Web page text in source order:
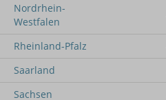
Nordrhein-
Westfalen
Rheinland-Pfalz
Saarland
Sachsen